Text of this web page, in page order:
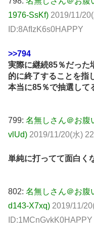
1976-SsKf) 2019/11/
ID:8AfIzK6s0HAPPY
>>794
実際に継続85％だった
的に終了することを指
本当に85％で抽選して
799: 名無しさん＠お腹
vlUd) 2019/11/20(水)
単純に打ってて面白く
802: 名無しさん＠お腹
d143-X7xq) 2019/11/
ID:1MCnGvkK0HAPPY